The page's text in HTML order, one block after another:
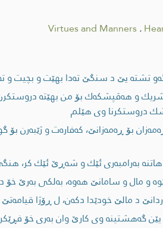
Virtues and Manners.
تشته‌ یێ د سنگێ ته‌دا بهێت و بچیت و
و هه‌ڤپشكه‌ك بۆ من بهێته‌
وی هێلم
بۆ ڕه‌مه‌زانێ، كه‌فاره‌ت و
به‌رامبه‌ری ئێك و شه‌ڕێ ئێك كر،
و مال و سامانێ هه‌وه‌، به‌لكی به‌رێ خۆ
د مالێ خودێدا دكه‌ن، ل ڕۆژا قیامه‌تێ
یێن گه‌هشتینه‌ وی كارێ وان به‌ری خۆ